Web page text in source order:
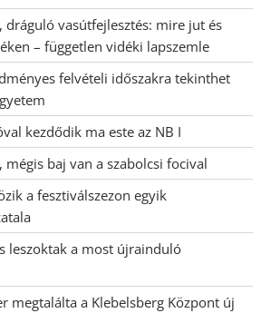
dráguló vasútfejlesztés: mire jut és
– független vidéki lapszemle
felvételi időszakra tekinthet
kezdődik ma este az NB I
baj van a szabolcsi focival
a fesztiválszezon egyik
leszoktak a most újrainduló
megtalálta a Klebelsberg Központ új